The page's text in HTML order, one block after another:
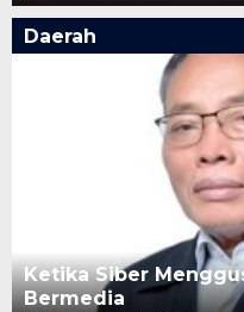
Daerah
Ketika Siber
Bermedia